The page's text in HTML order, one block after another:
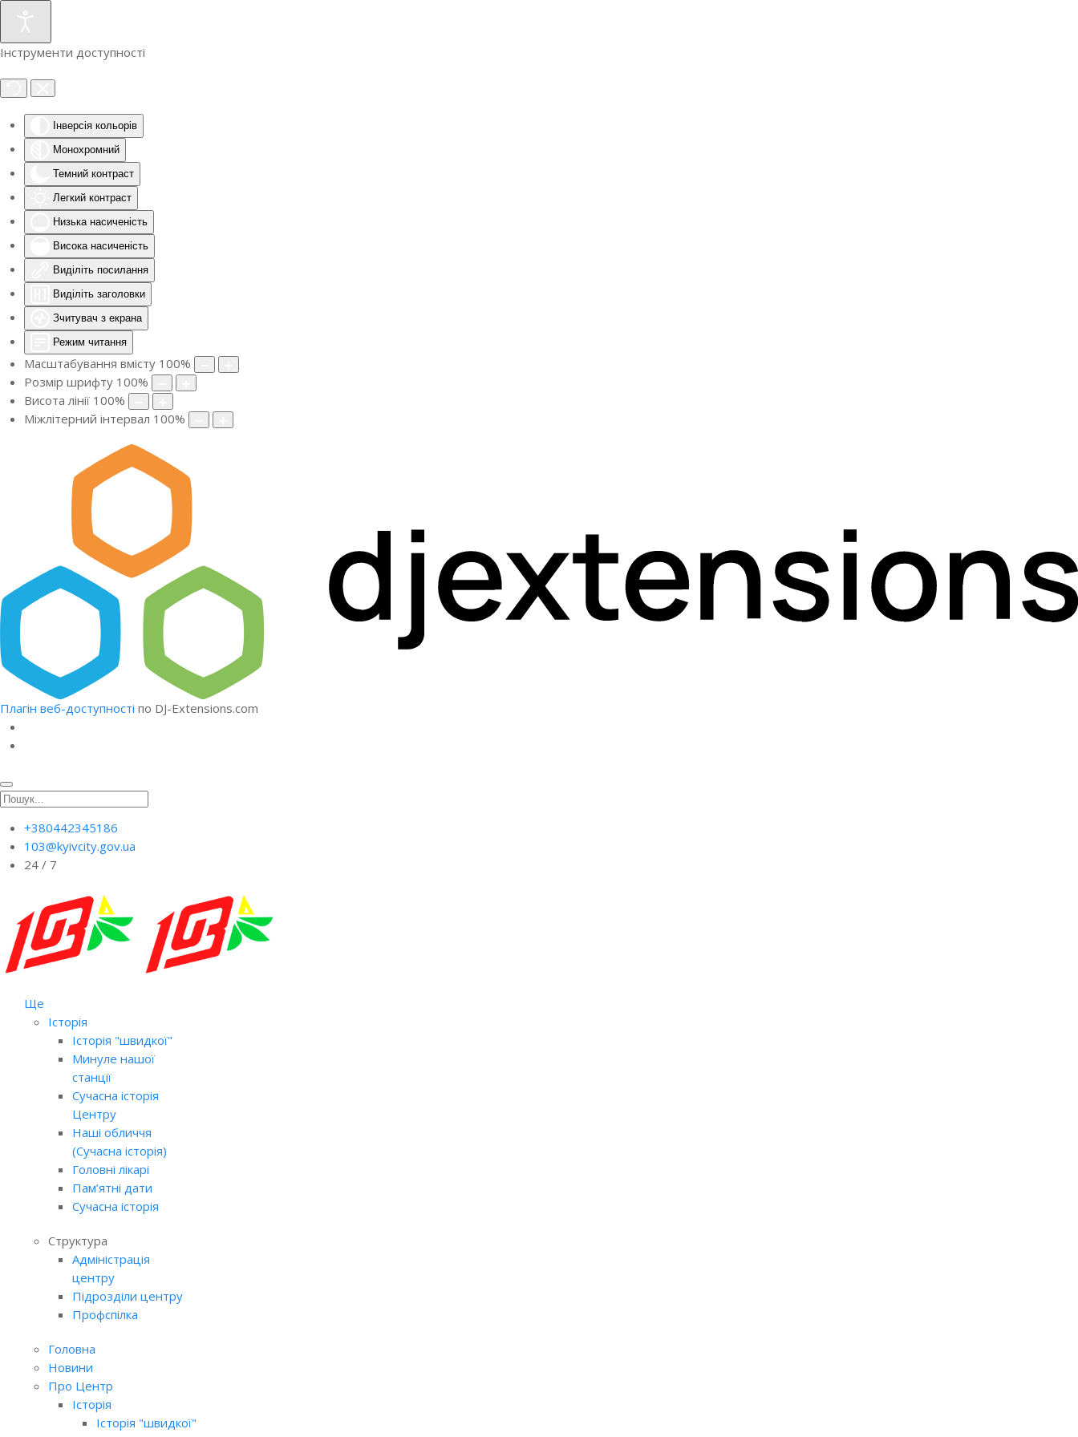
Інструменти доступності
Інверсія кольорів
Монохромний
Темний контраст
Легкий контраст
Низька насиченість
Висока насиченість
Виділіть посилання
Виділіть заголовки
Зчитувач з екрана
Режим читання
Масштабування вмісту 100%
Розмір шрифту 100%
Висота лінії 100%
Міжлітерний інтервал 100%
Плагін веб-доступності по DJ-Extensions.com
+380442345186
103@kyivcity.gov.ua
24 / 7
Ще
Історія
Історія "швидкої"
Минуле нашої
станції
Сучасна історія
Центру
Наші обличчя
(Сучасна історія)
Головні лікарі
Пам’ятні дати
Сучасна історія
Структура
Адміністрація
центру
Підрозділи центру
Профспілка
Головна
Новини
Про Центр
Історія
Історія "швидкої"